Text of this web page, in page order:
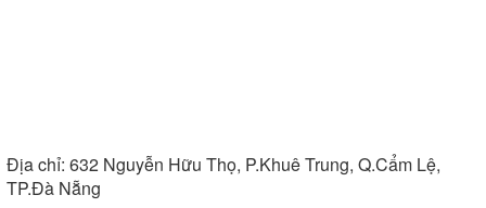
Địa chỉ: 632 Nguyễn Hữu Thọ, P.Khuê Trung, Q.Cẩm Lệ,
TP.Đà Nẵng